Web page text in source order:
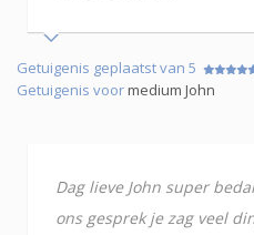
Getuigenis geplaatst van 5
Getuigenis voormedium John
Dag lieve John super
ons gesprek je zag veel